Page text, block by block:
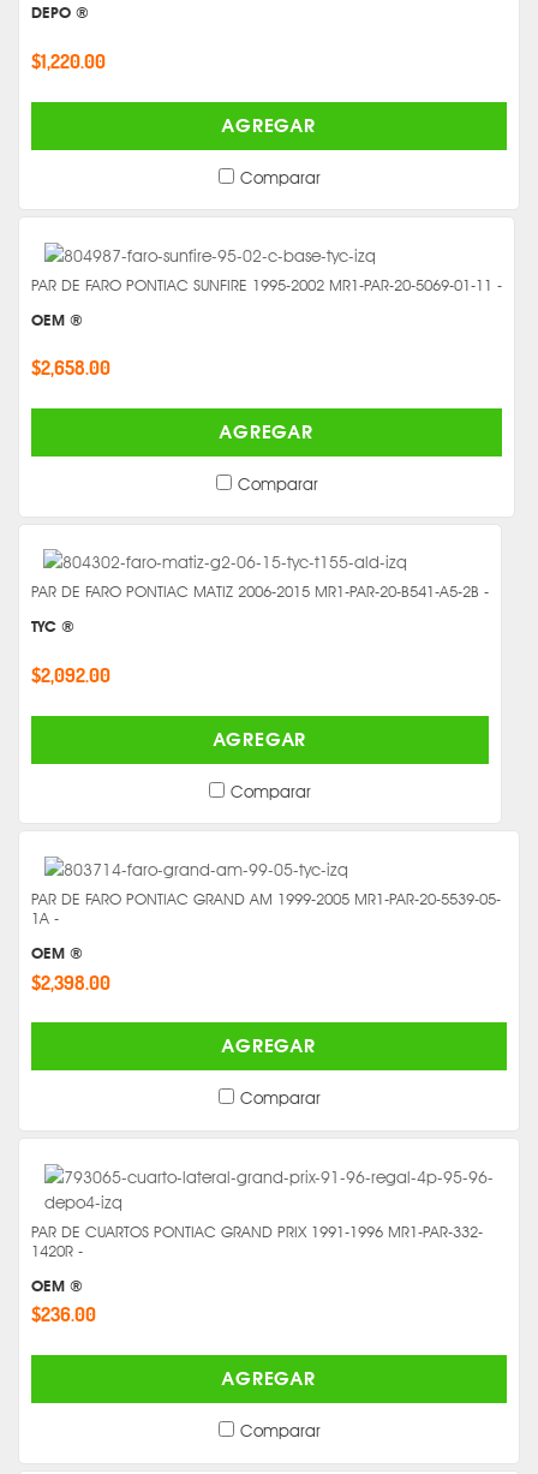
DEPO ®
$1,220.00
AGREGAR
Comparar
PAR DE FARO PONTIAC SUNFIRE 1995-2002 MR1-PAR-20-5069-01-11 -
OEM ®
$2,658.00
AGREGAR
Comparar
PAR DE FARO PONTIAC MATIZ 2006-2015 MR1-PAR-20-B541-A5-2B -
TYC ®
$2,092.00
AGREGAR
Comparar
PAR DE FARO PONTIAC GRAND AM 1999-2005 MR1-PAR-20-5539-05-
1A -
OEM ®
$2,398.00
AGREGAR
Comparar
PAR DE CUARTOS PONTIAC GRAND PRIX 1991-1996 MR1-PAR-332-
1420R -
OEM ®
$236.00
AGREGAR
Comparar